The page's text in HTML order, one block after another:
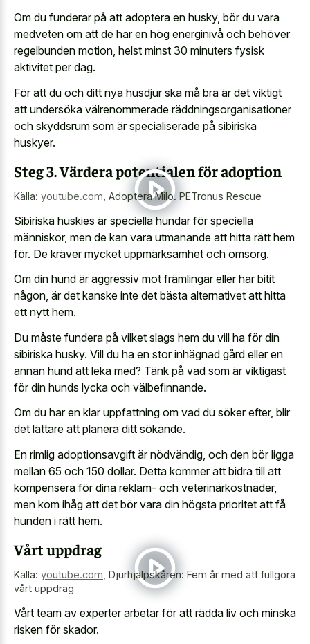
Om du funderar på att adoptera en husky, bör du vara
medveten om att de har en hög energinivå och behöver
regelbunden motion, helst minst 30 minuters fysisk
aktivitet per dag.
För att du och ditt nya husdjur ska må bra är det viktigt
att undersöka välrenommerade räddningsorganisationer
och skyddsrum som är specialiserade på sibiriska
huskyer.
Steg 3. Värdera potentialen för adoption
Källa: youtube.com Adoptera Milo. PETronus Rescue
Sibiriska huskies är speciella hundar för speciella
människor, men de kan vara utmanande att hitta rätt hem
för. De kräver mycket uppmärksamhet och omsorg.
Om din hund är aggressiv mot främlingar eller har bitit
någon, är det kanske inte det bästa alternativet att hitta
ett nytt hem.
Du måste fundera på vilket slags hem du vill ha för din
sibiriska husky. Vill du ha en stor inhägnad gård eller en
annan hund att leka med? Tänk på vad som är viktigast
för din hunds lycka och välbefinnande.
Om du har en klar uppfattning om vad du söker efter, blir
det lättare att planera ditt sökande.
En rimlig adoptionsavgift är nödvändig, och den bör ligga
mellan 65 och 150 dollar. Detta kommer att bidra till att
kompensera för dina reklam- och veterinärkostnader,
men kom ihåg att det bör vara din högsta prioritet att få
hunden i rätt hem.
Vårt uppdrag
Källa: youtube.com Djurhjälpskåren: Fem år med att fullgöra
vårt uppdrag
Vårt team av experter arbetar för att rädda liv och minska
risken för skador.